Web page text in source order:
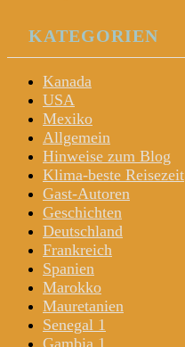
KATEGORIEN
Kanada
USA
Mexiko
Allgemein
Hinweise zum Blog
Klima-beste Reisezeit
Gast-Autoren
Geschichten
Deutschland
Frankreich
Spanien
Marokko
Mauretanien
Senegal 1
Gambia 1